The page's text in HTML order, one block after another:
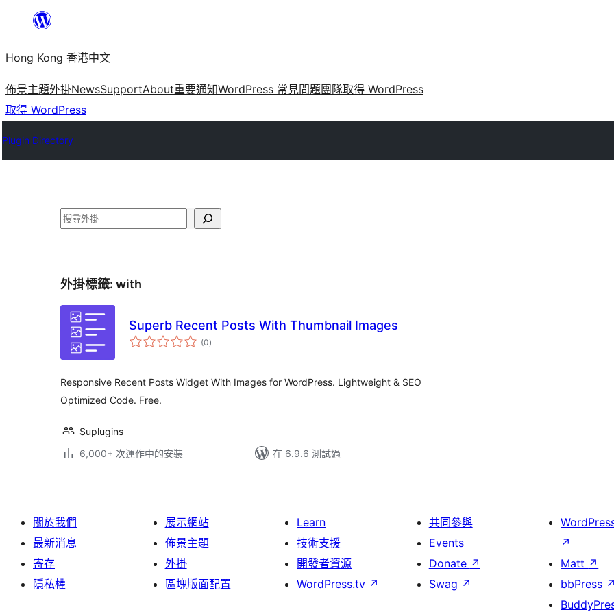
主
要
內
容
Hong Kong 香港中文
佈景主題外掛NewsSupportAbout重要通知WordPress 常見問題團隊取得 WordPress
取得 WordPress
Plugin Directory
搜
外掛標籤: with
Superb Recent Posts With Thumbnail Images
(0總
評)
Responsive Recent Posts Widget With Images for WordPress. Lightweight & SEO
Optimized Code. Free.
Suplugins
6,000+ 次運作中的安裝
在 6.9.6 測試過
關於我們
最新消息
寄存
隱私權
展示網站
佈景主題
外掛
區塊版面配置
Learn
技術支援
開發者資源
WordPress.tv ↗
共同參與
Events
Donate ↗
Swag ↗
↗
Matt ↗
bbPress ↗